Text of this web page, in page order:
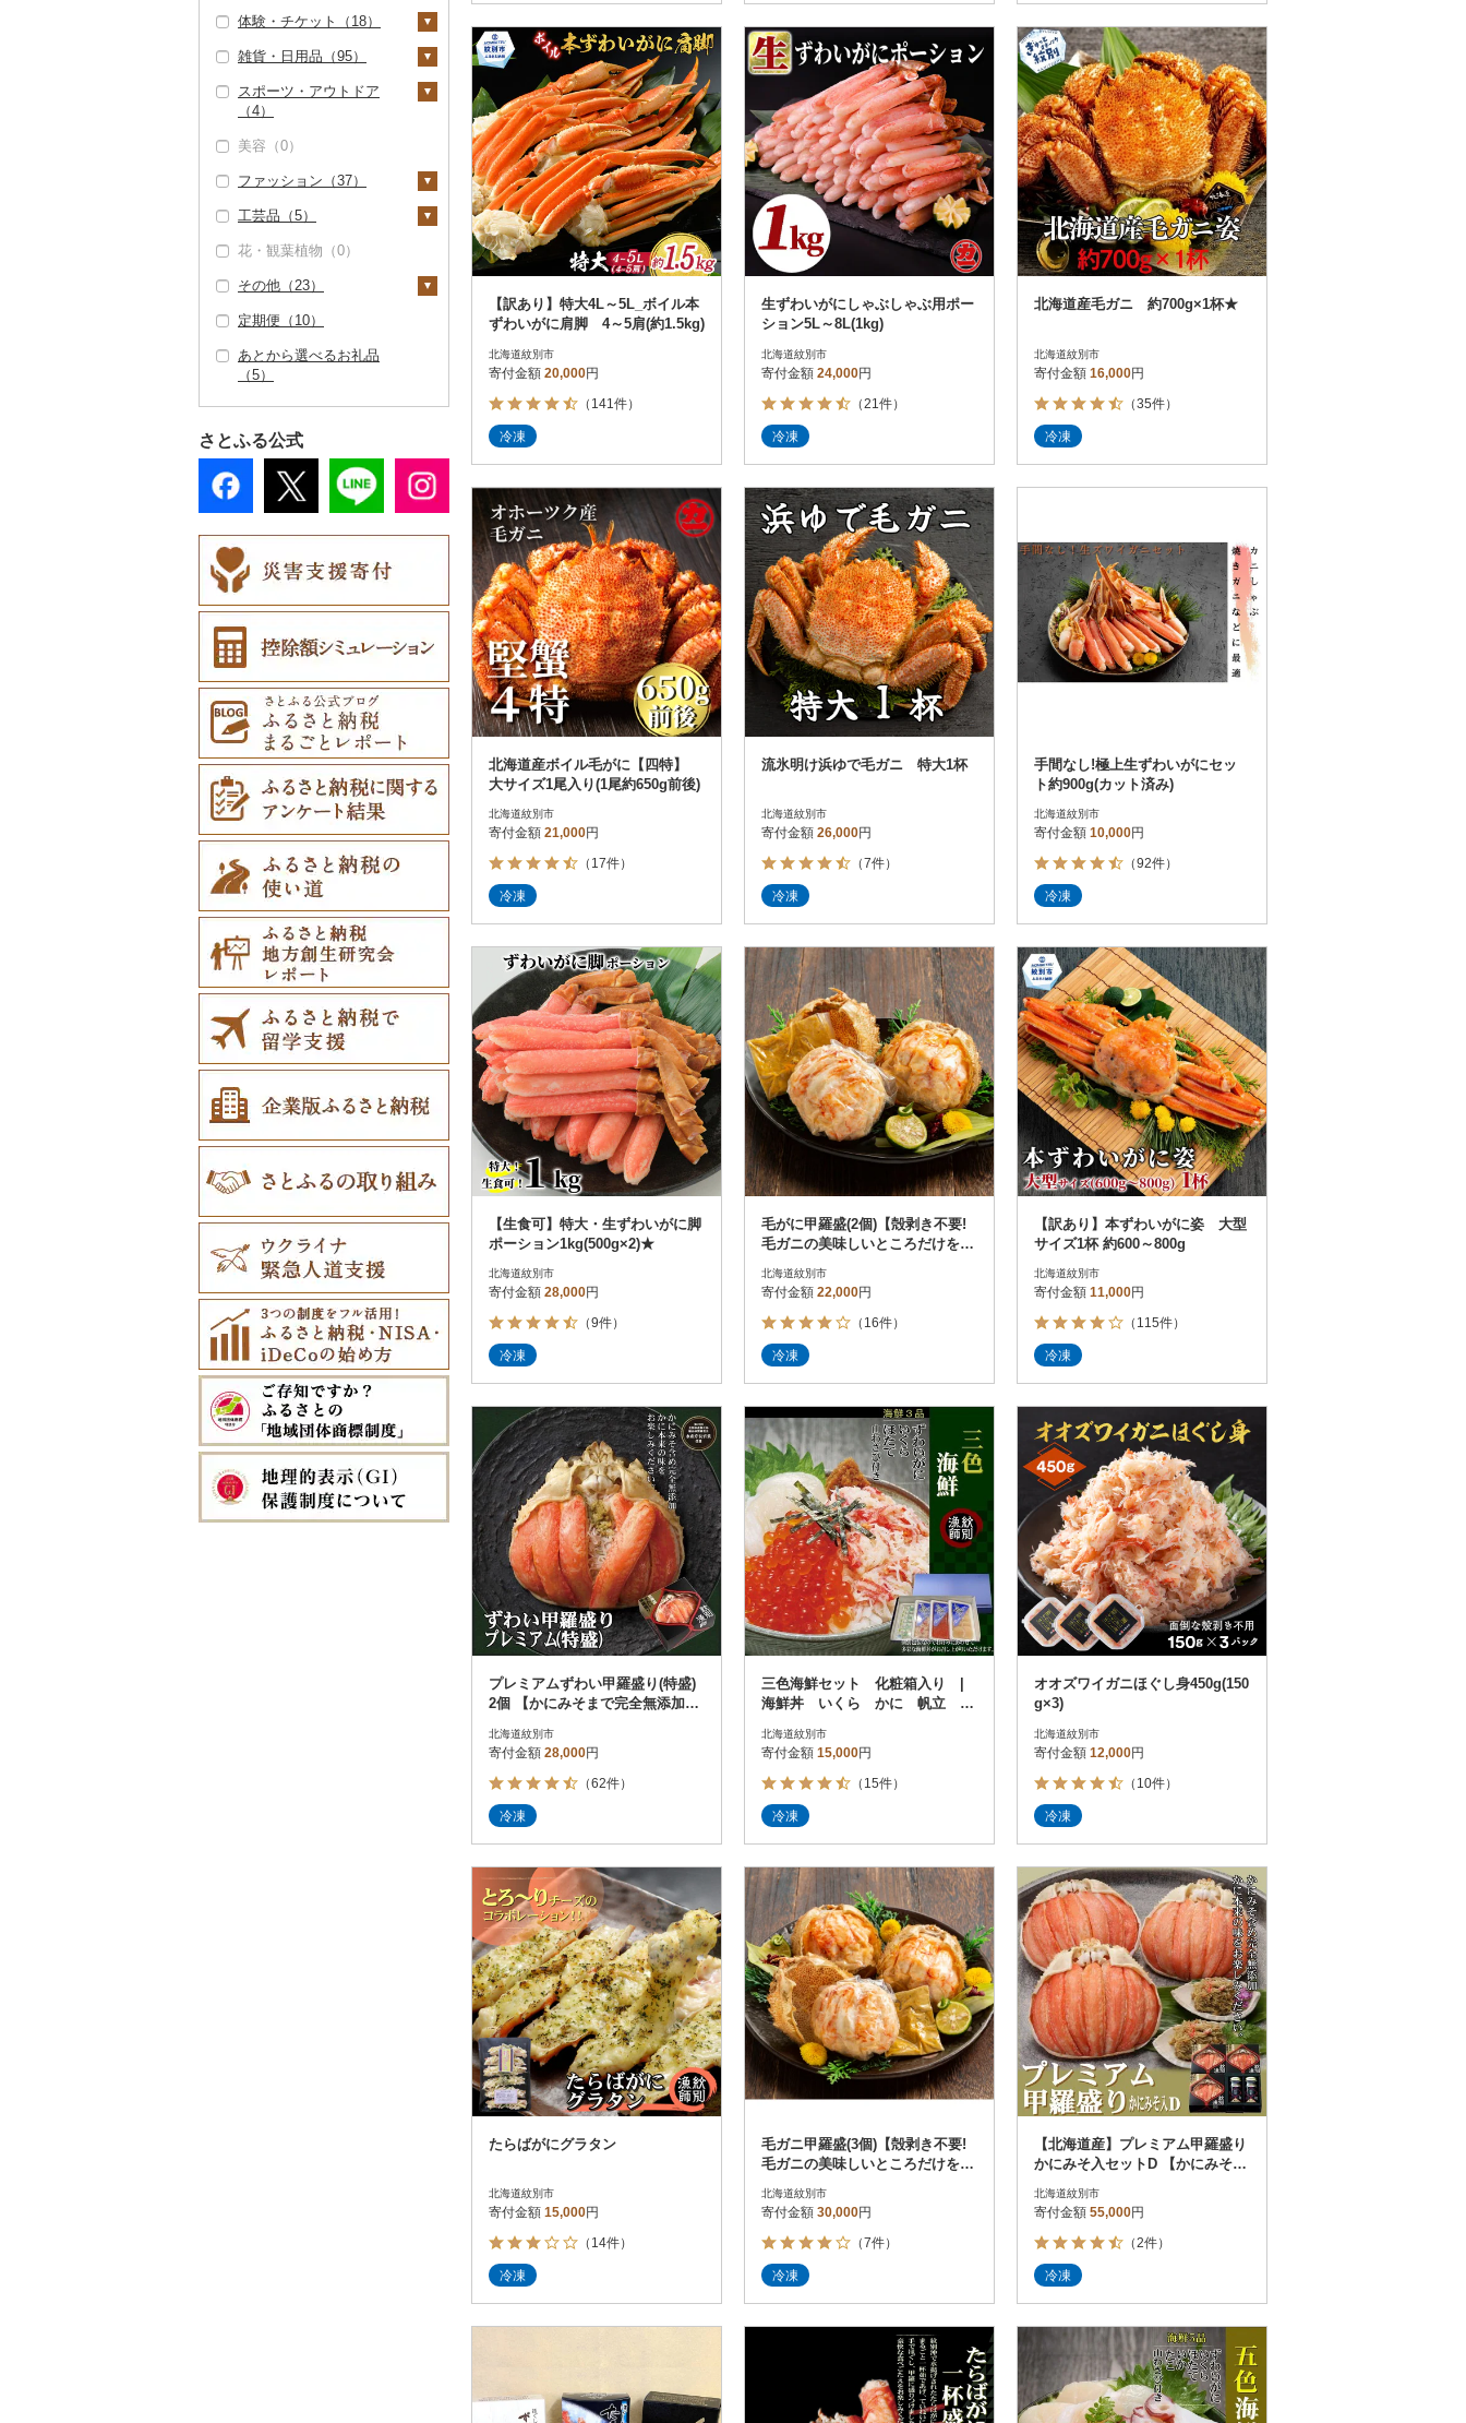
その他野菜（1）
山菜（0）
かぼちゃ（0）
チョコレート（1）
カステラ（0）
アイス・ジェラート
（0）
その他洋菓子（48）
煎餅・おかき（0）
羊羹（1）
饅頭（4）
大福（0）
その他和菓子（0）
ひやむぎ（0）
そうめん（0）
その他麺（0）
コロッケ（1）
その他惣菜（26）
その他鍋（0）
スープ（0）
豆腐・納豆（0）
漬物（2）
梅干（0）
キムチ（0）
その他漬物（2）
缶詰・瓶詰（29）
肉（0）
魚（19）
果物（0）
ジャム（0）
0）
乾物（22）
燻製（スモーク）（2
その他加工品（27）
醤油（0）
味噌（5）
酢（1）
旅行券（5）
JTBふるさと旅行クー
（0）
（紙券）（0）
その他旅行券（0）
宿泊券（2）
体験・チケット（18）
PayPay商品券（15）
食事券（0）
用券（0）
水族館（1）
動物園（1）
釣り（0）
ダイビング（0）
スキーチケット・リフ
ゴルフプレー券（0）
花火大会チケット
（0）
カタログギフト（0）
その他体験・チケット
雑貨・日用品（95）
家具・インテリア（1
8）
タンス（0）
机・テーブル（0）
椅子・チェア・ソファ
ア（18）
寝具（0）
タオル（19）
泉州タオル（0）
その他タオル（19）
文房具・印鑑（12）
ボールペン（0）
ノート・ファイル（1
その他文房具（0）
食器（3）
グラス・カップ（2）
タンブラー（0）
箸（0）
ナイフ（0）
皿・椀（0）
弁当箱（0）
その他食器（1）
キッチン用品（0）
日用品（0）
楽器・器材（0）
（17）
ご当地キャラクター
（32）
ベビー用品（0）
ペット用品（0）
防災グッズ（0）
その他雑貨（47）
スポーツ・アウトドア
（4）
ゴルフ（2）
ゴルフボール（0）
ゴルフクラブ（0）
ゴルフウェア（0）
その他ゴルフ（0）
釣り（0）
サイクリング（0）
アウトドア・キャンプ
美容（0）
ファッション（37）
鞄・バッグ（2）
トートバッグ・ショル
ツケース（0）
その他鞄・バッグ
（0）
洋服（35）
女性・レディース
子供・ベビー（0）
その他洋服（35）
和服（0）
靴・履物（0）
アクセサリー（0）
工芸品（5）
織物（0）
陶器・漆器（0）
その他装飾品・工芸品
数珠（0）
工芸品（4）
播州そろばん（0）
美濃和紙（0）
民芸品（0）
花・観葉植物（0）
その他（23）
地域サービス（1）
その他（22）
定期便（10）
あとから選べるお礼品
（5）
さとふる公式
【訳あり】特大4L～5L_ボイル本
ずわいがに肩脚 4～5肩(約1.5kg)
北海道紋別市
寄付金額 20,000円
（141件）
冷凍
生ずわいがにしゃぶしゃぶ用ポー
ション5L～8L(1kg)
北海道紋別市
寄付金額 24,000円
（21件）
冷凍
北海道産毛ガニ 約700g×1杯★
北海道紋別市
寄付金額 16,000円
（35件）
冷凍
北海道産ボイル毛がに【四特】
大サイズ1尾入り(1尾約650g前後)
北海道紋別市
寄付金額 21,000円
（17件）
冷凍
流氷明け浜ゆで毛ガニ 特大1杯
北海道紋別市
寄付金額 26,000円
（7件）
冷凍
手間なし!極上生ずわいがにセッ
ト約900g(カット済み)
北海道紋別市
寄付金額 10,000円
（92件）
冷凍
【生食可】特大・生ずわいがに脚
ポーション1kg(500g×2)★
北海道紋別市
寄付金額 28,000円
（9件）
冷凍
毛がに甲羅盛(2個)【殻剥き不要!
毛ガニの美味しいところだけをイ
北海道紋別市
寄付金額 22,000円
（16件）
冷凍
【訳あり】本ずわいがに姿 大型
サイズ1杯 約600～800g
北海道紋別市
寄付金額 11,000円
（115件）
冷凍
プレミアムずわい甲羅盛り(特盛)
2個 【かにみそまで完全無添加】
北海道紋別市
寄付金額 28,000円
（62件）
冷凍
三色海鮮セット 化粧箱入り |
海鮮丼 いくら かに 帆立 北
北海道紋別市
寄付金額 15,000円
（15件）
冷凍
オオズワイガニほぐし身450g(150
g×3)
北海道紋別市
寄付金額 12,000円
（10件）
冷凍
たらばがにグラタン
北海道紋別市
寄付金額 15,000円
（14件）
冷凍
毛ガニ甲羅盛(3個)【殻剥き不要!
毛ガニの美味しいところだけをイ
北海道紋別市
寄付金額 30,000円
（7件）
冷凍
【北海道産】プレミアム甲羅盛り
かにみそ入セットD 【かにみそま
かに
北海道紋別市
寄付金額 55,000円
（2件）
冷凍